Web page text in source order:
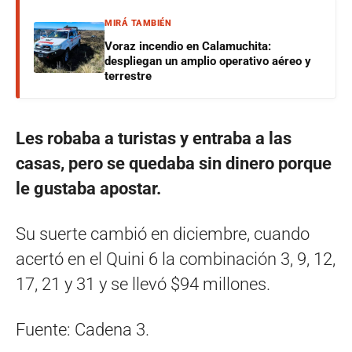
MIRÁ TAMBIÉN
Voraz incendio en Calamuchita:
despliegan un amplio operativo aéreo y
terrestre
Les robaba a turistas y entraba a las
casas, pero se quedaba sin dinero porque
le gustaba apostar.
Su suerte cambió en diciembre, cuando
acertó en el Quini 6 la combinación 3, 9, 12,
17, 21 y 31 y se llevó $94 millones.
Fuente: Cadena 3.